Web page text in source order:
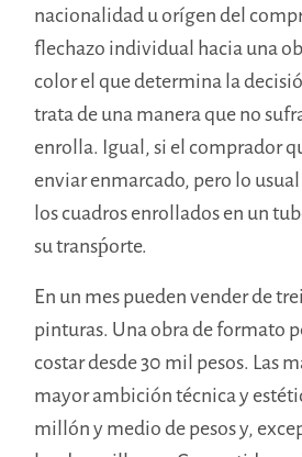
nacionalidad u orígen del
flechazo individual hacia una
color el que determina la
trata de una manera que no
enrolla. Igual, si el comprador
enviar enmarcado, pero lo usual
los cuadros enrollados en un
su transṕorte.
En un mes pueden vender de
pinturas. Una obra de formato
costar desde 30 mil pesos. Las
mayor ambición técnica y
millón y medio de pesos y,